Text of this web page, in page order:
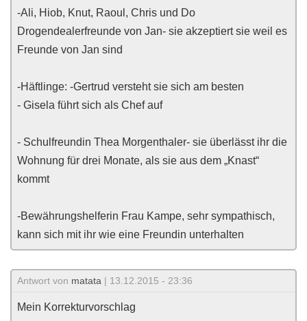
-Ali, Hiob, Knut, Raoul, Chris und Do
Drogendealerfreunde von Jan- sie akzeptiert sie weil es
Freunde von Jan sind
-Häftlinge: -Gertrud versteht sie sich am besten
- Gisela führt sich als Chef auf
- Schulfreundin Thea Morgenthaler- sie überlässt ihr die
Wohnung für drei Monate, als sie aus dem „Knast“
kommt
-Bewährungshelferin Frau Kampe, sehr sympathisch,
kann sich mit ihr wie eine Freundin unterhalten
Antwort von matata | 13.12.2015 - 23:36
Mein Korrekturvorschlag